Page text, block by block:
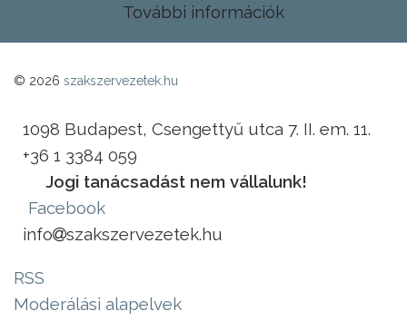
További információk
© 2026 szakszervezetek.hu
1098 Budapest, Csengettyű utca 7. II. em. 11.
+36 1 3384 059
Jogi tanácsadást nem vállalunk!
Facebook
info
szakszervezetek.hu
RSS
Moderálási alapelvek